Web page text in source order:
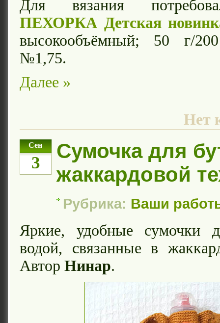
Для вязания
ПЕХОРКА Детская
высокообъёмный; 50 г/
№1,75.
Далее »
Нет
Сен
3
Сумочка для
жаккардовой
Рубрика: Ваши
Яркие, удобные сумочки
водой, связанные в
Автор Нинар.